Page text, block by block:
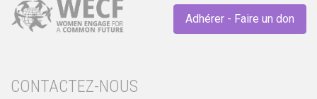
Adhérer - Faire un don
CONTACTEZ-NOUS